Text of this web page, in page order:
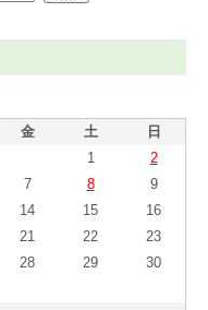
金 土 日
1
2
7 8
9
14 15
16
21 22
23
28 29
30